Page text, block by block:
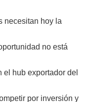
necesitan hoy la
no está
hub exportador del
por inversión y